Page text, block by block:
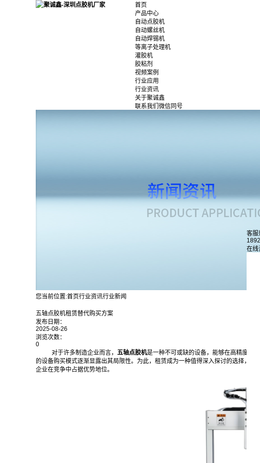
首页
产品中心
自动点胶机
自动螺丝机
自动焊锡机
等离子处理机
灌胶机
胶粘剂
视频案例
行业应用
行业资讯
关于聚诚鑫
联系我们微信同号
您当前位置:首页行业资讯行业新闻
五轴点胶机租赁替代购买方案
发布日期：
2025-08-26
浏览次数：
0
对于许多制造企业而言， 五轴点胶机是一种不可或缺的设备，能够在高精度、
的设备购买模式逐渐显露出其局限性。为此，租赁成为一种值得深入探讨的选择，
企业在竞争中占据优势地位。
客服
在线